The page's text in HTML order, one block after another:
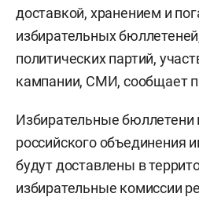
доставкой, хранением и
избирательных
политических партий,
кампании, СМИ, сообщает
Избирательные бюллетени
российского объединения
будут доставлены в
избирательные комиссии